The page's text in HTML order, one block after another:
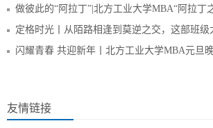
做彼此的“阿拉丁”|北方工业大学MBA“阿拉丁
定格时光丨从陌路相逢到莫逆之交，这部班
闪耀青春 共迎新年丨北方工业大学MBA元旦
友情链接